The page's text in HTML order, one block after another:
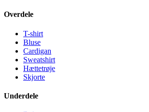
Overdele
T-shirt
Bluse
Cardigan
Sweatshirt
Hættetrøje
Skjorte
Underdele